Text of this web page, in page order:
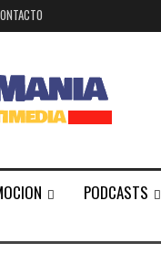
PODCASTS